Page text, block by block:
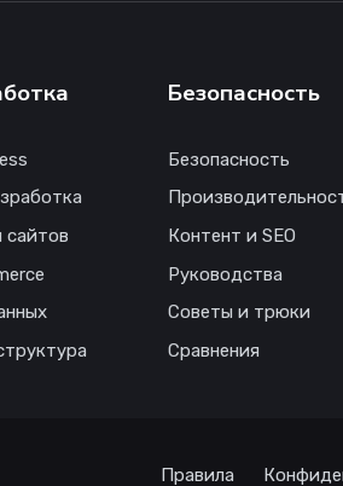
сайтов
Безопасность
Безопасность
Контент и SEO
Руководства
Советы и трюки
Сравнения
Правила